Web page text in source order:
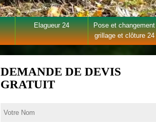
Elagueur 24
Pose et changement
grillage et clôture 24
DEMANDE DE DEVIS
GRATUIT